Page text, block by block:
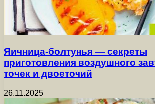
Яичница-болтунья — секреты
приготовления воздушного
точек и двоеточий
26.11.2025